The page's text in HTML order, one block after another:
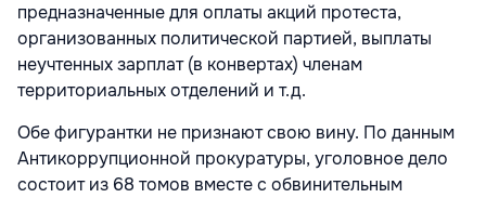
предназначенные для оплаты акций протеста,
организованных политической партией, выплаты
неучтенных зарплат (в конвертах) членам
территориальных отделений и т.д.
Обе фигурантки не признают свою вину. По данным
Антикоррупционной прокуратуры, уголовное дело
состоит из 68 томов вместе с обвинительным